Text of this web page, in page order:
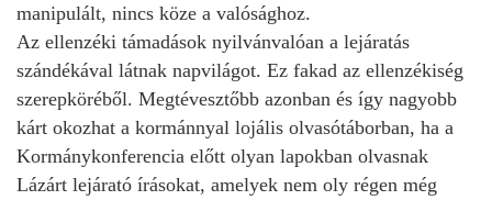
manipulált, nincs köze a valósághoz.
Az ellenzéki támadások nyilvánvalóan a lejáratás
szándékával látnak napvilágot. Ez fakad az ellenzékiség
szerepköréből. Megtévesztőbb azonban és így nagyobb
kárt okozhat a kormánnyal lojális olvasótáborban, ha a
Kormánykonferencia előtt olyan lapokban olvasnak
Lázárt lejárató írásokat, amelyek nem oly régen még